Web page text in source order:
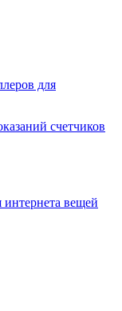
для
счетчиков
вещей